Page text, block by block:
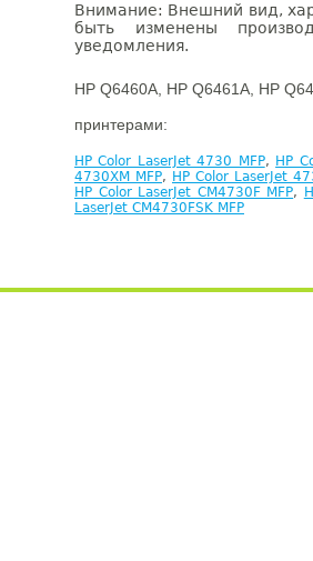
Внимание: Внешний вид,
быть изменены
уведомления.
HP Q6460A, HP Q6461A, HP
принтерами:
HP Color LaserJet 4730 MFP, HP
4730XM MFP, HP Color LaserJet
HP Color LaserJet CM4730F MFP,
LaserJet CM4730FSK MFP